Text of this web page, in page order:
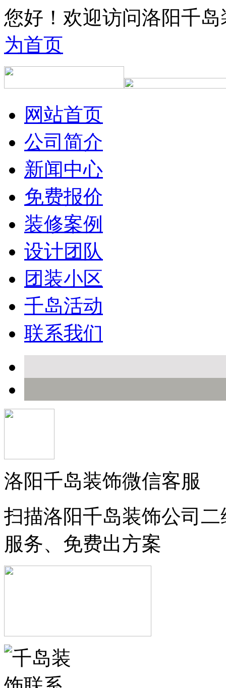
您好！欢迎访问洛阳千
为首页
网站首页
公司简介
新闻中心
免费报价
装修案例
设计团队
团装小区
千岛活动
联系我们
洛阳千岛装饰微信客服
扫描洛阳千岛装饰公司
服务、免费出方案